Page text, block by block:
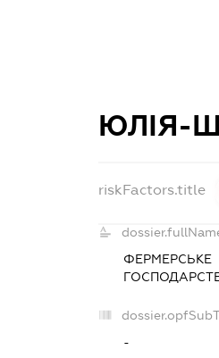
ЮЛІЯ-Ш
riskFactors.title
ФЕРМЕРСЬКЕ
-